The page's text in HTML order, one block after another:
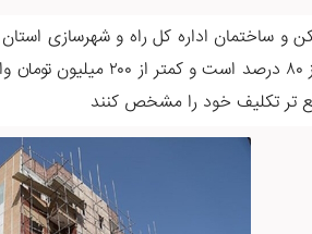
و ساختمان اداره کل راه و شهرسازی
آنها بیش از ۸۰ درصد
تر تکلیف خود را مشخص کنند